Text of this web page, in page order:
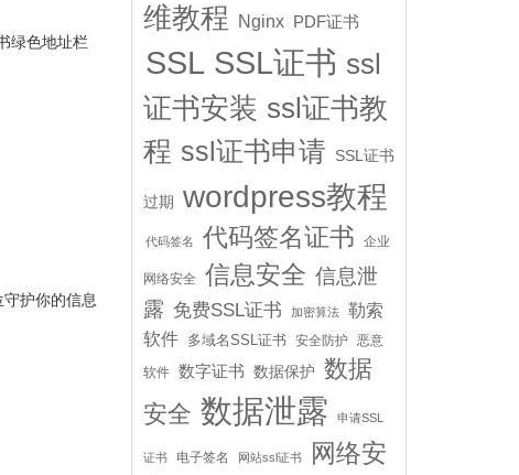
绿色地址栏
护你的信息
维教程
Nginx PDF证书
SSL SSL证书 ssl
证书安装 ssl证书教
程 ssl证书申请 SSL证书
过期 wordpress教程
代码签名 代码签名证书 企业
网络安全 信息安全 信息泄
露 免费SSL证书 加密算法
勒索
软件
多域名SSL证书 安全防护 恶意
软件 数字证书 数据保护 数据
安全 数据泄露 申请SSL
证书 电子签名 网站ssl证书
网络安